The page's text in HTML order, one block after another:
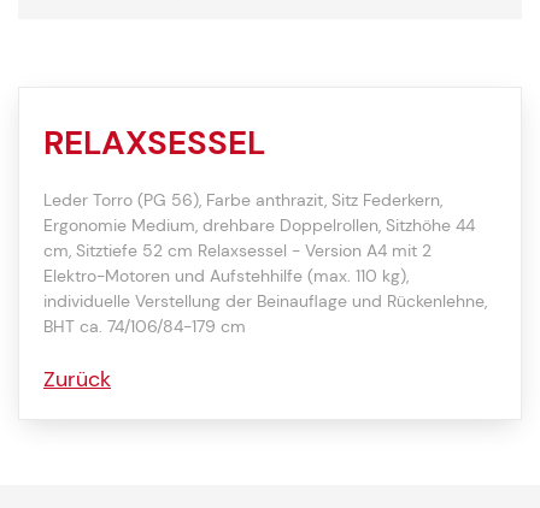
RELAXSESSEL
Leder Torro (PG 56), Farbe anthrazit, Sitz Federkern,
Ergonomie Medium, drehbare Doppelrollen, Sitzhöhe 44
cm, Sitztiefe 52 cm Relaxsessel - Version A4 mit 2
Elektro-Motoren und Aufstehhilfe (max. 110 kg),
individuelle Verstellung der Beinauflage und Rückenlehne,
BHT ca. 74/106/84-179 cm
Zurück